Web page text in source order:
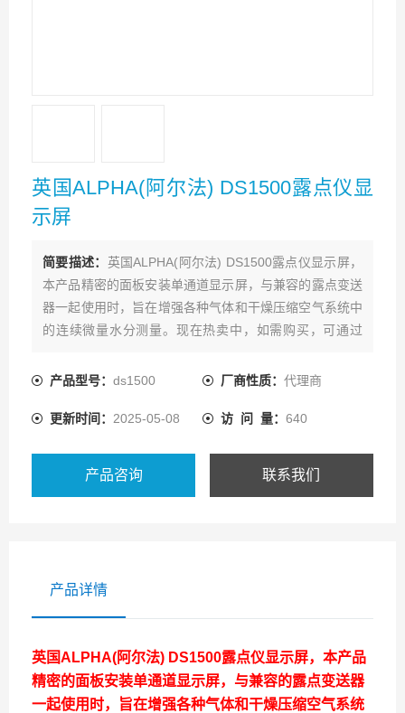
英国ALPHA(阿尔法) DS1500露点仪显
示屏
简要描述： 英国ALPHA(阿尔法) DS1500露点仪显示屏，
本产品精密的面板安装单通道显示屏，与兼容的露点变送
器一起使用时，旨在增强各种气体和干燥压缩空气系统中
的连续微量水分测量。现在热卖中，如需购买，可通过
产品型号： ds1500 厂商性质： 代理商
更新时间： 2025-05-08 访 问 量： 640
产品咨询 联系我们
产品详情
英国ALPHA(阿尔法) DS1500露点仪显示屏，本产品
精密的面板安装单通道显示屏，与兼容的露点变送器
一起使用时，旨在增强各种气体和干燥压缩空气系统